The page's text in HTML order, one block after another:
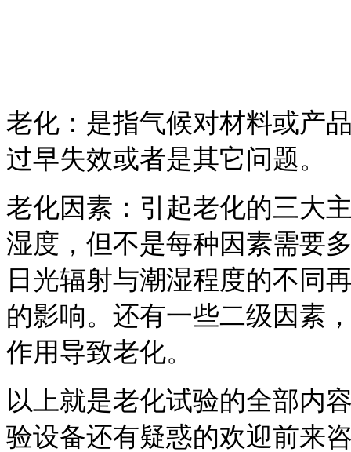
老化：是指气候对材料或产
过早失效或者是其它问题。
老化因素：引起老化的三大
湿度，但不是每种因素需要
日光辐射与潮湿程度的不同
的影响。还有一些二级因素
作用导致老化。
以上就是老化试验的全部内
验设备还有疑惑的欢迎前来